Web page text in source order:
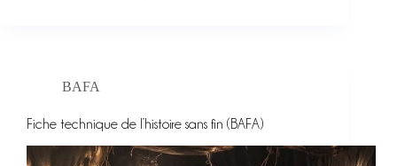
BAFA
Fiche technique de l’histoire sans fin (BAFA)